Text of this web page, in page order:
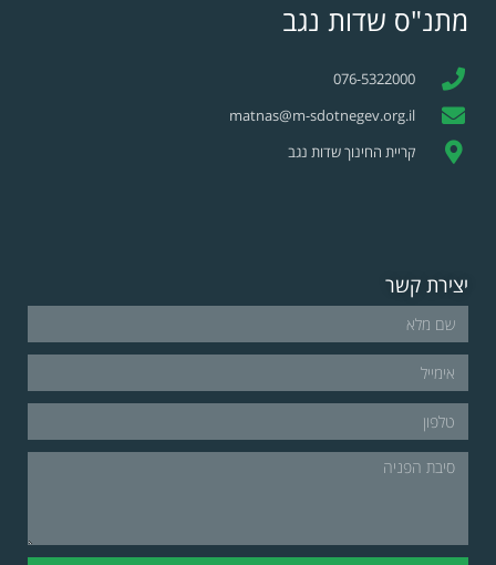
מתנ"ס שדות נגב
076-5322000
matnas@m-sdotnegev.org.il
קריית החינוך שדות נגב
יצירת קשר